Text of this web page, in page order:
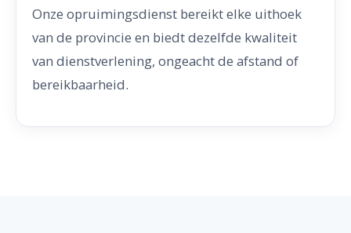
Onze opruimingsdienst bereikt elke uithoek
van de provincie en biedt dezelfde kwaliteit
van dienstverlening, ongeacht de afstand of
bereikbaarheid.